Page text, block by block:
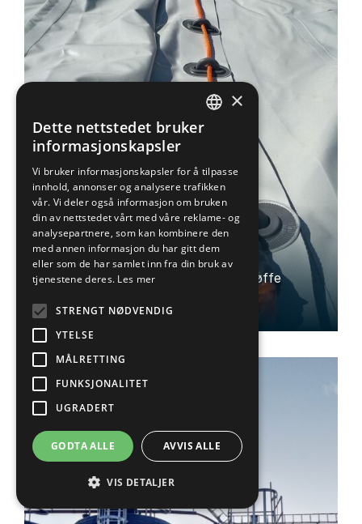
Presenning
Skreddersydde pvc-produkter for tøffe
NORWEGIAN
ENGLISH
×
Dette nettstedet bruker
informasjonskapsler
Vi bruker informasjonskapsler for å tilpasse
innhold, annonser og analysere trafikken
vår. Vi deler også informasjon om bruken
din av nettstedet vårt med våre reklame- og
analysepartnere, som kan kombinere den
med annen informasjon du har gitt dem
eller som de har samlet inn fra din bruk av
tjenestene deres. Les mer
STRENGT NØDVENDIG
YTELSE
MÅLRETTING
FUNKSJONALITET
UGRADERT
GODTA ALLE AVVIS ALLE
VIS DETALJER